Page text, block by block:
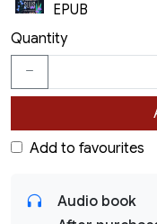
EPUB
Quantity
Add to favourites
Audio book